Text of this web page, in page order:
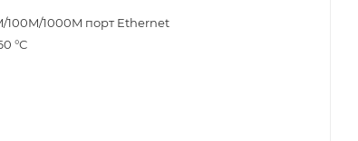
100M/1000M порт Ethernet
°С